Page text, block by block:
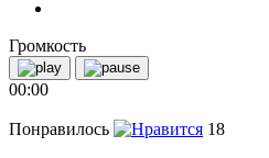
Громкость
00:00
Понравилось 18